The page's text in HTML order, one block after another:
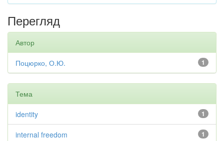
Перегляд
Автор
1
Поцюрко, О.Ю.
Тема
1
identity
1
internal freedom